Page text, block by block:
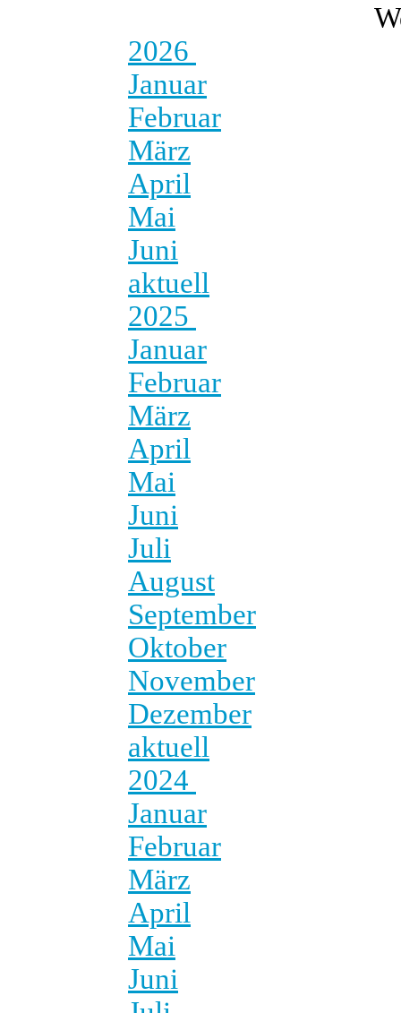
2026
Januar
Februar
März
April
Mai
Juni
aktuell
2025
Januar
Februar
März
April
Mai
Juni
Juli
August
September
Oktober
November
Dezember
aktuell
2024
Januar
Februar
März
April
Mai
Juni